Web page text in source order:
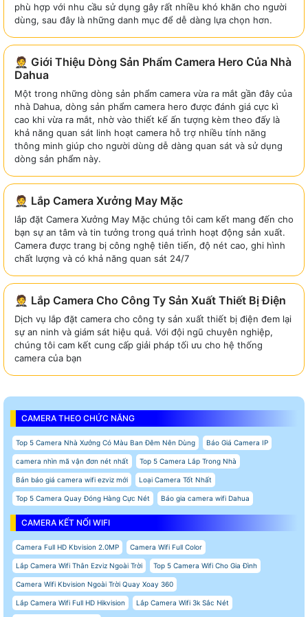
phù hợp với nhu cầu sử dụng gây rất nhiều khó khăn cho người
dùng, sau đây là những danh mục để dễ dàng lựa chọn hơn.
🤵 Giới Thiệu Dòng Sản Phẩm Camera Hero Của Nhà
Dahua
Một trong những dòng sản phẩm camera vừa ra mắt gần đây của
nhà Dahua, dòng sản phẩm camera hero được đánh giá cực kì
cao khi vừa ra mắt, nhờ vào thiết kế ấn tượng kèm theo đấy là
khả năng quan sát linh hoạt camera hỗ trợ nhiều tính năng
thông minh giúp cho người dùng dễ dàng quan sát và sử dụng
dòng sản phẩm này.
🤵 Lắp Camera Xưởng May Mặc
lắp đặt Camera Xưởng May Mặc chúng tôi cam kết mang đến cho
bạn sự an tâm và tin tưởng trong quá trình hoạt động sản xuất.
Camera được trang bị công nghệ tiên tiến, độ nét cao, ghi hình
chất lượng và có khả năng quan sát 24/7
🤵 Lắp Camera Cho Công Ty Sản Xuất Thiết Bị Điện
Dịch vụ lắp đặt camera cho công ty sản xuất thiết bị điện đem lại
sự an ninh và giám sát hiệu quả. Với đội ngũ chuyên nghiệp,
chúng tôi cam kết cung cấp giải pháp tối ưu cho hệ thống
camera của bạn
CAMERA THEO CHỨC NĂNG
Top 5 Camera Nhà Xưởng Có Màu Ban Đêm Nên Dùng Báo Giá Camera IP
camera nhìn mã vận đơn nét nhất Top 5 Camera Lắp Trong Nhà
Bản báo giá camera wifi ezviz mới Loại Camera Tốt Nhất
Top 5 Camera Quay Đóng Hàng Cực Nét Báo gia camera wifi Dahua
CAMERA KẾT NỐI WIFI
Camera Full HD Kbvision 2.0MP Camera Wifi Full Color
Lắp Camera Wifi Thân Ezviz Ngoài Trời Top 5 Camera Wifi Cho Gia Đình
Camera Wifi Kbvision Ngoài Trời Quay Xoay 360
Lắp Camera Wifi Full HD Hikvision Lắp Camera Wifi 3k Sắc Nét